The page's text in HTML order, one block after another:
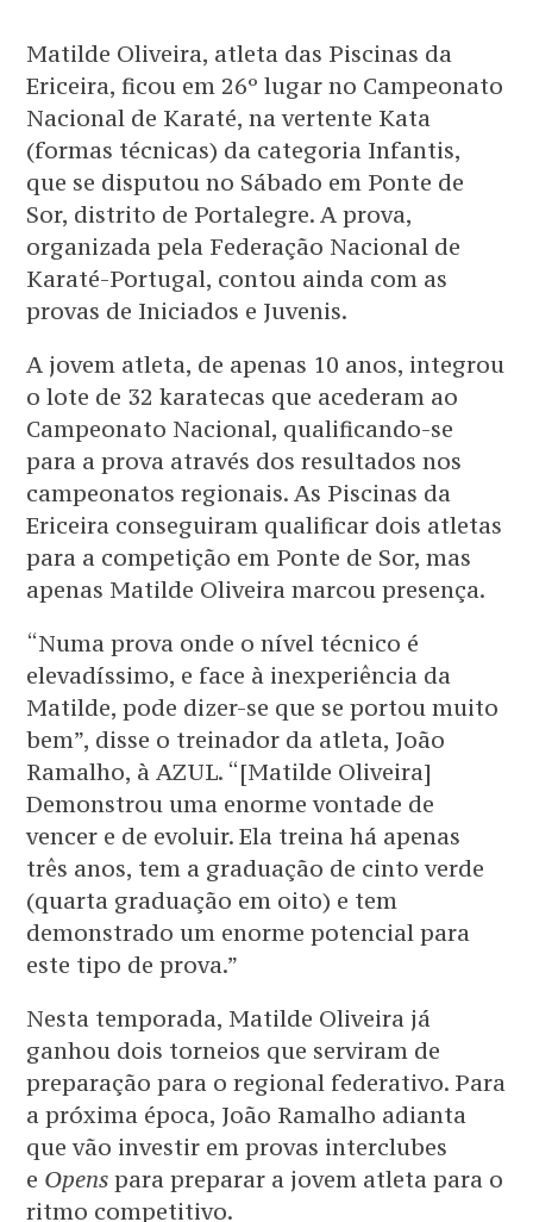
Matilde Oliveira, atleta das Piscinas da
Ericeira, ficou em 26º lugar no Campeonato
Nacional de Karaté, na vertente Kata
(formas técnicas) da categoria Infantis,
que se disputou no Sábado em Ponte de
Sor, distrito de Portalegre. A prova,
organizada pela Federação Nacional de
Karaté-Portugal, contou ainda com as
provas de Iniciados e Juvenis.
A jovem atleta, de apenas 10 anos, integrou
o lote de 32 karatecas que acederam ao
Campeonato Nacional, qualificando-se
para a prova através dos resultados nos
campeonatos regionais. As Piscinas da
Ericeira conseguiram qualificar dois atletas
para a competição em Ponte de Sor, mas
apenas Matilde Oliveira marcou presença.
“Numa prova onde o nível técnico é
elevadíssimo, e face à inexperiência da
Matilde, pode dizer-se que se portou muito
bem”, disse o treinador da atleta, João
Ramalho, à AZUL. “[Matilde Oliveira]
Demonstrou uma enorme vontade de
vencer e de evoluir. Ela treina há apenas
três anos, tem a graduação de cinto verde
(quarta graduação em oito) e tem
demonstrado um enorme potencial para
este tipo de prova.”
Nesta temporada, Matilde Oliveira já
ganhou dois torneios que serviram de
preparação para o regional federativo. Para
a próxima época, João Ramalho adianta
que vão investir em provas interclubes
e Openspara preparar a jovem atleta para o
ritmo competitivo.